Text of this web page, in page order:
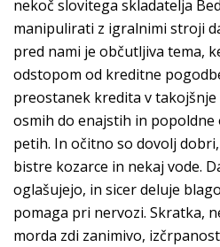
nekoč slovitega skladatelja
manipulirati z igralnimi stroji
pred nami je občutljiva tema,
odstopom od kreditne
preostanek kredita v
osmih do enajstih in popoldne
petih. In očitno so dovolj
bistre kozarce in nekaj vode.
oglašujejo, in sicer deluje
pomaga pri nervozi. Skratka,
morda zdi zanimivo,